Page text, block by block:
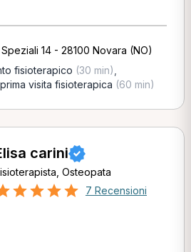
14 - 28100 Novara (NO)
fisioterapico (30 min)
prima visita fisioterapica (60 min)
carini
Osteopata
7 Recensioni